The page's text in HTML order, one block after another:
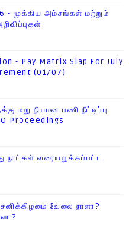
- முக்கிய அம்சங்கள் மற்றும்
- Pay Matrix Slap For July
(01/07)
மறு நியமன பணி நீட்டிப்பு
Proceedings
நாட்கள் வரையறுக்கப்பட்ட
வேலை நாளா?